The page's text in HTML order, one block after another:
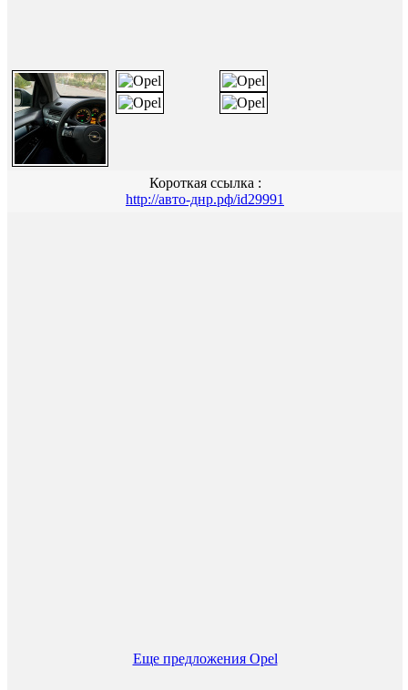
Короткая ссылка :
http://авто-днр.рф/id29991
Еще предложения Opel